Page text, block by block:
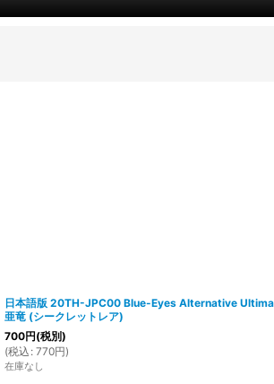
日本語版 20TH-JPC00 Blue-Eyes Alternative
亜竜 (シークレットレア)
700円(税別)
(税込 : 770円)
在庫なし